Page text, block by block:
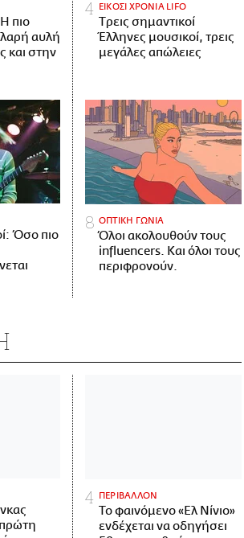
πιο
αυλή
και στην
ΕΙΚΟΣΙ ΧΡΟΝΙΑ LIFO
Tρεις σημαντικοί
Έλληνες μουσικοί, τρεις
μεγάλες απώλειες
Όσο πιο
ΟΠΤΙΚΗ ΓΩΝΙΑ
Όλοι ακολουθούν τους
influencers. Και όλοι τους
περιφρονούν.
ΠΕΡΙΒΑΛΛΟΝ
Το φαινόμενο «Ελ Νίνιο»
ενδέχεται να οδηγήσει